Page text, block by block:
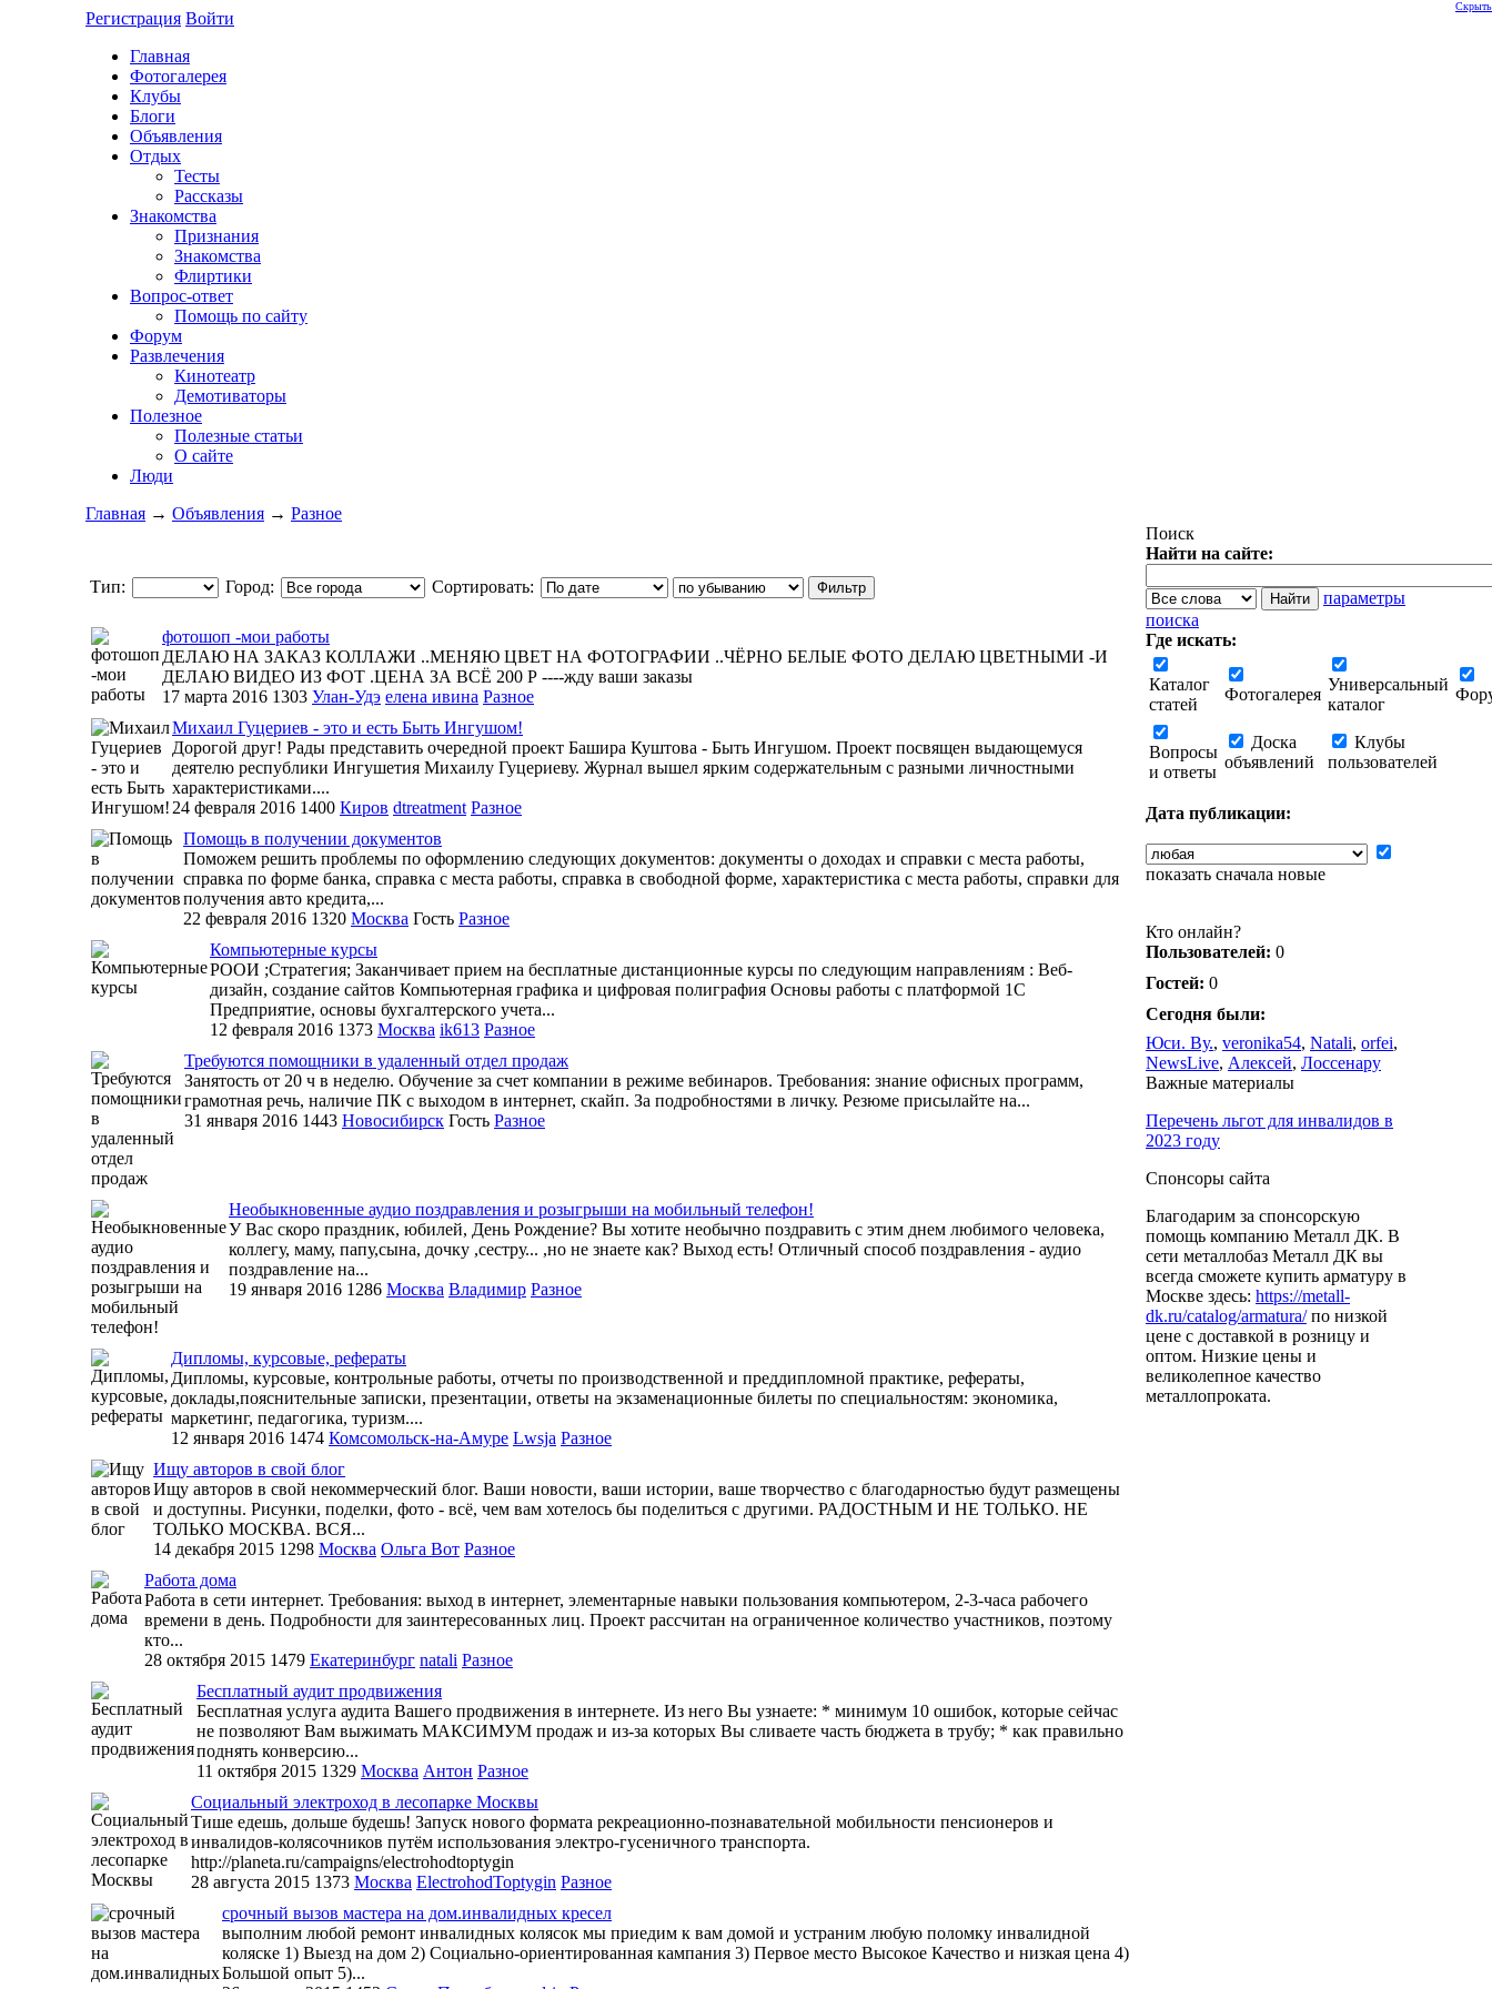
Регистрация Войти
Главная
Фотогалерея
Клубы
Блоги
Объявления
Отдых
Тесты
Рассказы
Знакомства
Признания
Знакомства
Флиртики
Вопрос-ответ
Помощь по сайту
Форум
Развлечения
Кинотеатр
Демотиваторы
Полезное
Полезные статьи
О сайте
Люди
Главная → Объявления → Разное
Тип: Город: Сортировать:
фотошоп -мои работы
ДЕЛАЮ НА ЗАКАЗ КОЛЛАЖИ ..МЕНЯЮ ЦВЕТ НА ФОТОГРАФИИ ..ЧЁРНО БЕЛЫЕ ФОТО ДЕЛАЮ ЦВЕТНЫМИ -И
ДЕЛАЮ ВИДЕО ИЗ ФОТ .ЦЕНА ЗА ВСЁ 200 Р ----жду ваши заказы
17 марта 2016 1303 Улан-Удэ елена ивина Разное
Михаил Гуцериев - это и есть Быть Ингушом!
Дорогой друг! Рады представить очередной проект Башира Куштова - Быть Ингушом. Проект посвящен выдающемуся
деятелю республики Ингушетия Михаилу Гуцериеву. Журнал вышел ярким содержательным с разными личностными
характеристиками....
24 февраля 2016 1400 Киров dtreatment Разное
Помощь в получении документов
Поможем решить проблемы по оформлению следующих документов: документы о доходах и справки с места работы,
справка по форме банка, справка с места работы, справка в свободной форме, характеристика с места работы, справки для
получения авто кредита,...
22 февраля 2016 1320 Москва Гость Разное
Компьютерные курсы
РООИ ;Стратегия; Заканчивает прием на бесплатные дистанционные курсы по следующим направлениям : Веб-
дизайн, создание сайтов Компьютерная графика и цифровая полиграфия Основы работы с платформой 1С
Предприятие, основы бухгалтерского учета...
12 февраля 2016 1373 Москва ik613 Разное
Требуются помощники в удаленный отдел продаж
Занятость от 20 ч в неделю. Обучение за счет компании в режиме вебинаров. Требования: знание офисных программ,
грамотная речь, наличие ПК с выходом в интернет, скайп. За подробностями в личку. Резюме присылайте на...
31 января 2016 1443 Новосибирск Гость Разное
Необыкновенные аудио поздравления и розыгрыши на мобильный телефон!
У Вас скоро праздник, юбилей, День Рождение? Вы хотите необычно поздравить с этим днем любимого человека,
коллегу, маму, папу,сына, дочку ,сестру... ,но не знаете как? Выход есть! Отличный способ поздравления - аудио
поздравление на...
19 января 2016 1286 Москва Владимир Разное
Дипломы, курсовые, рефераты
Дипломы, курсовые, контрольные работы, отчеты по производственной и преддипломной практике, рефераты,
доклады,пояснительные записки, презентации, ответы на экзаменационные билеты по специальностям: экономика,
маркетинг, педагогика, туризм....
12 января 2016 1474 Комсомольск-на-Амуре Lwsja Разное
Ищу авторов в свой блог
Ищу авторов в свой некоммерческий блог. Ваши новости, ваши истории, ваше творчество с благодарностью будут размещены
и доступны. Рисунки, поделки, фото - всё, чем вам хотелось бы поделиться с другими. РАДОСТНЫМ И НЕ ТОЛЬКО. НЕ
ТОЛЬКО МОСКВА. ВСЯ...
14 декабря 2015 1298 Москва Ольга Вот Разное
Работа дома
Работа в сети интернет. Требования: выход в интернет, элементарные навыки пользования компьютером, 2-3-часа рабочего
времени в день. Подробности для заинтересованных лиц. Проект рассчитан на ограниченное количество участников, поэтому
кто...
28 октября 2015 1479 Екатеринбург natali Разное
Бесплатный аудит продвижения
Бесплатная услуга аудита Вашего продвижения в интернете. Из него Вы узнаете: * минимум 10 ошибок, которые сейчас
не позволяют Вам выжимать МАКСИМУМ продаж и из-за которых Вы сливаете часть бюджета в трубу; * как правильно
поднять конверсию...
11 октября 2015 1329 Москва Антон Разное
Социальный электроход в лесопарке Москвы
Тише едешь, дольше будешь! Запуск нового формата рекреационно-познавательной мобильности пенсионеров и
инвалидов-колясочников путём использования электро-гусеничного транспорта.
http://planeta.ru/campaigns/electrohodtoptygin
28 августа 2015 1373 Москва ElectrohodToptygin Разное
срочный вызов мастера на дом.инвалидных кресел
выполним любой ремонт инвалидных колясок мы приедим к вам домой и устраним любую поломку инвалидной
коляске 1) Выезд на дом 2) Социально-ориентированная кампания 3) Первое место Высокое Качество и низкая цена 4)
Большой опыт 5)...
Поиск
Найти на сайте:
параметры
поиска
Где искать:
Каталог
статей
Фотогалерея
Универсальный
каталог
Вопросы
и ответы
Доска
объявлений
Клубы
пользователей
Дата публикации:
показать сначала новые
Скрыть
Кто онлайн?
Пользователей: 0
Гостей: 0
Сегодня были:
Юси. Ву., veronika54, Natali, orfei,
NewsLive, Алексей, Лоссенару
Важные материалы
Перечень льгот для инвалидов в
2023 году
Спонсоры сайта
Благодарим за спонсорскую
помощь компанию Металл ДК. В
сети металлобаз Металл ДК вы
всегда сможете купить арматуру в
Москве здесь: https://metall-
dk.ru/catalog/armatura/по низкой
цене с доставкой в розницу и
оптом. Низкие цены и
великолепное качество
металлопроката.